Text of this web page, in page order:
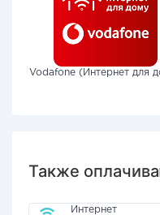
Vodafone (Интернет для
Также
Интернет